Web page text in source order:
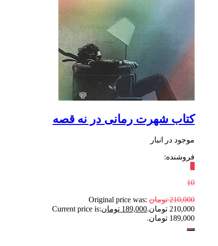
کتاب شهرت رمانی در نه قصه
موجود در انبار
فروشنده:
10
210,000 تومان Original price was:
210,000 تومان.
189,000 تومانCurrent price is:
189,000 تومان.